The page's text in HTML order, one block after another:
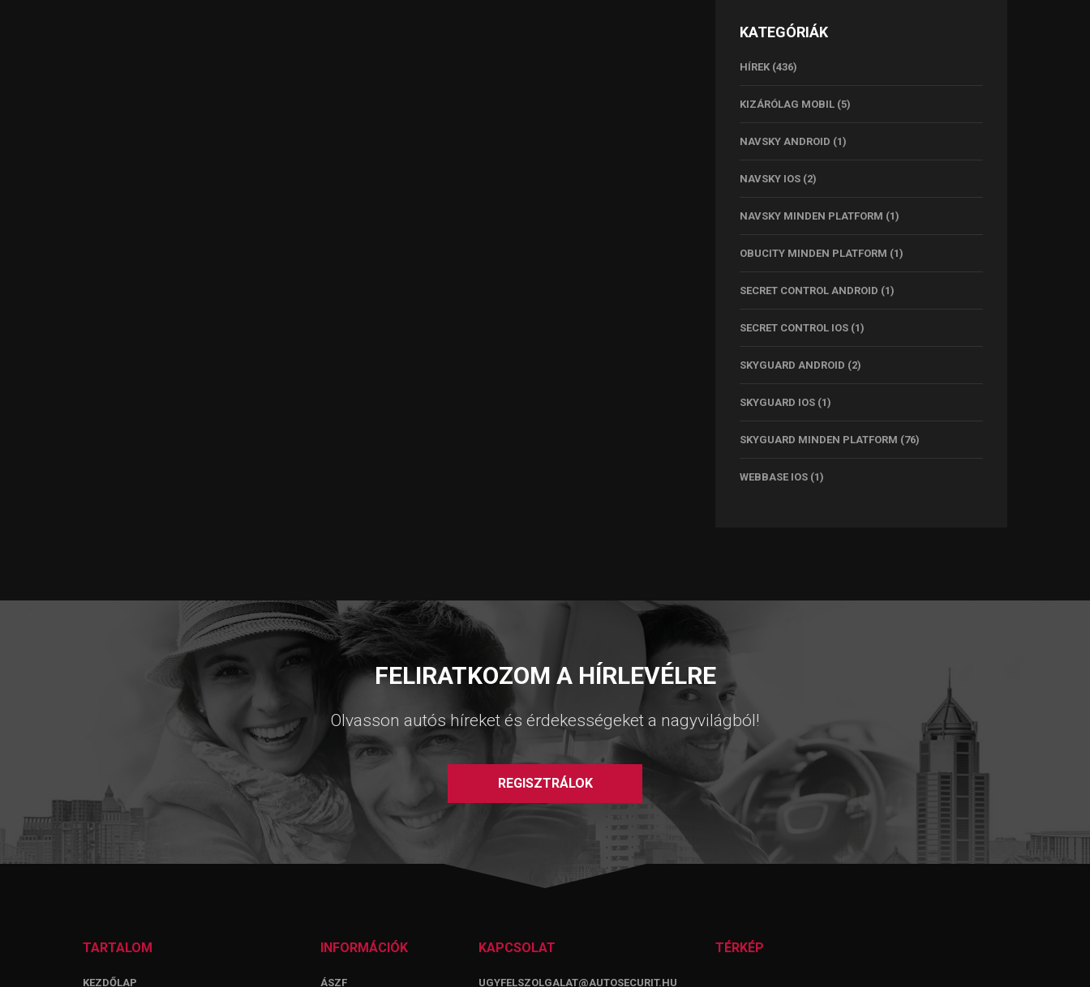
KATEGÓRIÁK
HÍREK (436)
KIZÁRÓLAG MOBIL (5)
NAVSKY ANDROID (1)
NAVSKY IOS (2)
NAVSKY MINDEN PLATFORM (1)
OBUCITY MINDEN PLATFORM (1)
SECRET CONTROL ANDROID (1)
SECRET CONTROL IOS (1)
SKYGUARD ANDROID (2)
SKYGUARD IOS (1)
SKYGUARD MINDEN PLATFORM (76)
WEBBASE IOS (1)
FELIRATKOZOM A HÍRLEVÉLRE
Olvasson autós híreket és érdekességeket a nagyvilágból!
REGISZTRÁLOK
TARTALOM
KEZDŐLAP
INFORMÁCIÓK
ÁSZF
KAPCSOLAT
UGYFELSZOLGALAT@AUTOSECURIT.HU
TÉRKÉP